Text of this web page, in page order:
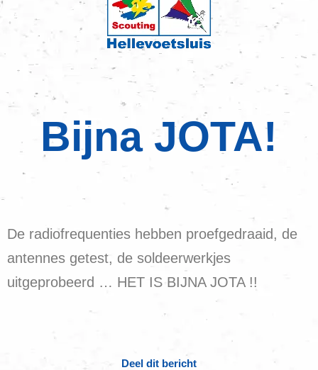
Bijna JOTA!
De radiofrequenties hebben proefgedraaid, de
antennes getest, de soldeerwerkjes
uitgeprobeerd … HET IS BIJNA JOTA !!
Deel dit bericht